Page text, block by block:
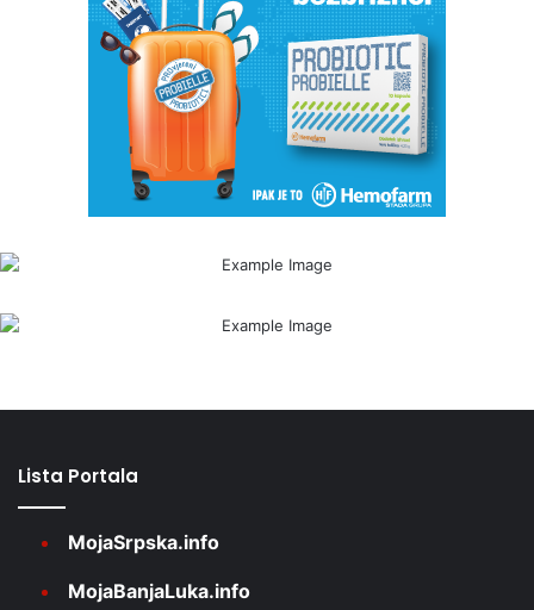
Lista Portala
MojaSrpska.info
MojaBanjaLuka.info